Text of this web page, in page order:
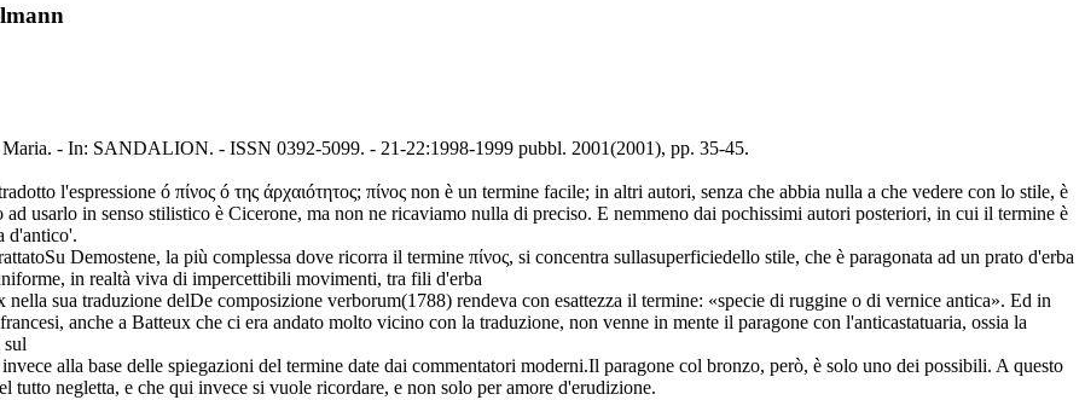
- In: SANDALION. - ISSN 0392-5099. - 21-22:1998-1999 pubbl. 2001(2001), pp. 35-45.
l'espressione ó πίνoς ó της άρχαιóτητoς; πίνoς non è un termine facile; in altri autori, senza che abbia nulla a che vedere con lo stile, è
usarlo in senso stilistico è Cicerone, ma non ne ricaviamo nulla di preciso. E nemmeno dai pochissimi autori posteriori, in cui il termine è
d'antico'.
Demostene, la più complessa dove ricorra il termine πίνoς, si concentra sullasuperficiedello stile, che è paragonata ad un prato d'erba
in realtà viva di impercettibili movimenti, tra fili d'erba
sua traduzione delDe composizione verborum(1788) rendeva con esattezza il termine: «specie di ruggine o di vernice antica». Ed in
anche a Batteux che ci era andato molto vicino con la traduzione, non venne in mente il paragone con l'anticastatuaria, ossia la
sul
alla base delle spiegazioni del termine date dai commentatori moderni.Il paragone col bronzo, però, è solo uno dei possibili. A questo
negletta, e che qui invece si vuole ricordare, e non solo per amore d'erudizione.